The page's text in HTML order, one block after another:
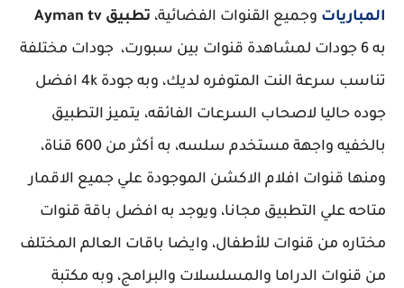
المباريات وجميع القنوات الفضائية، تطبيق Ayman tv
به 6 جودات لمشاهدة قنوات بين سبورت، جودات مختلفة
تناسب سرعة النت المتوفره لديك، وبه جودة 4k افضل
جوده حاليا لاصحاب السرعات الفائقه، يتميز التطبيق
بالخفيه واجهة مستخدم سلسه، به أكثر من 600 قناة،
ومنها قنوات افلام الاكشن الموجودة علي جميع الاقمار
متاحه علي التطبيق مجانا، ويوجد به افضل باقة قنوات
مختاره من قنوات للأطفال، وايضا باقات العالم المختلف
من قنوات الدراما والمسلسلات والبرامج، وبه مكتبة